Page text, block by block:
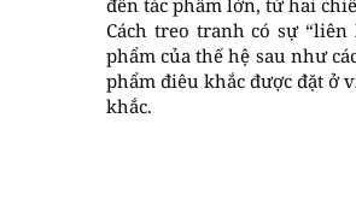
đến tác phẩm lớn, từ hai
Cách treo tranh có sự
phẩm của thế hệ sau như
phẩm điêu khắc được đặt ở
khắc.